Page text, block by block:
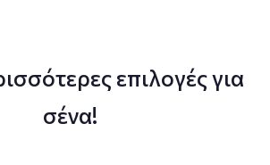
επιλογές για
σένα!